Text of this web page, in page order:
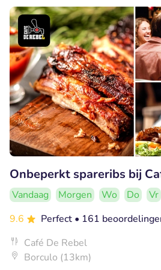
Onbeperkt spareribs bij
Vandaag Morgen Wo Do
Vr
9.6
Perfect • 161
Café De Rebel
Borculo (13km)